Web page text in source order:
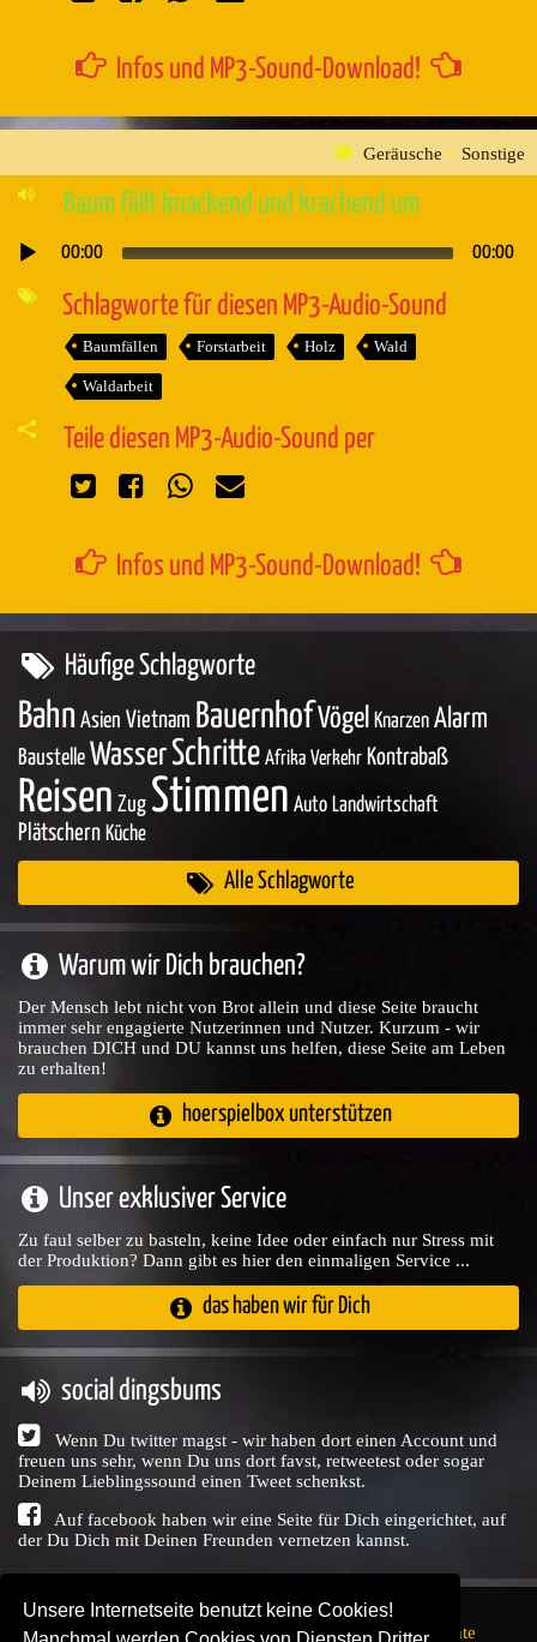
Unsere Internetseite benutzt keine Cookies!
Infos und MP3-Sound-Download!
Geräusche » Sonstige
Baum fällt knackend und krachend um
Audio-
00:00 00:00
Schlagworte für diesen MP3-Audio-Sound
Baumfällen Forstarbeit Holz Wald
Waldarbeit
Teile diesen MP3-Audio-Sound per
Infos und MP3-Sound-Download!
Häufige Schlagworte
Bahn Asien Vietnam BauernhofVögel Knarzen Alarm
Baustelle WasserSchritte Afrika Verkehr Kontrabaß
Reisen Zug Stimmen Auto Landwirtschaft
Plätschern Küche
Alle Schlagworte
Warum wir Dich brauchen?
Der Mensch lebt nicht von Brot allein und diese Seite braucht
immer sehr engagierte Nutzerinnen und Nutzer. Kurzum - wir
brauchen DICH und DU kannst uns helfen, diese Seite am Leben
zu erhalten!
hoerspielbox unterstützen
Unser exklusiver Service
Zu faul selber zu basteln, keine Idee oder einfach nur Stress mit
der Produktion? Dann gibt es hier den einmaligen Service ...
das haben wir für Dich
social dingsbums
Wenn Du twitter magst - wir haben dort einen Account und
freuen uns sehr, wenn Du uns dort favst, retweetest oder sogar
Deinem Lieblingssound einen Tweet schenkst.
Auf facebook haben wir eine Seite für Dich eingerichtet, auf
der Du Dich mit Deinen Freunden vernetzen kannst.
Copyright © Audio Union GbR, 1999 - 2026,Nutzungsrechte